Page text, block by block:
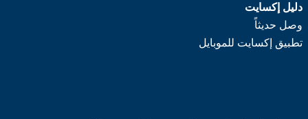
دليل إكسايت
وصل حديثاً
تطبيق إكسايت للموبايل